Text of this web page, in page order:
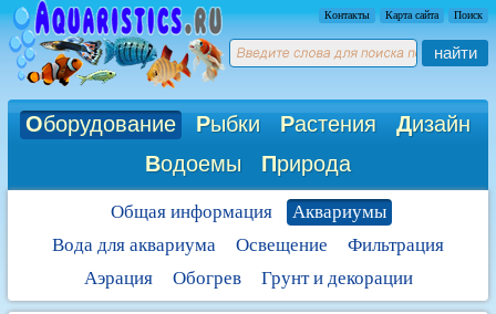
Контакты Карта сайта Поиск
найти
Оборудование Рыбки Растения Дизайн
Водоемы Природа
Общая информация
Аквариумы
Вода для аквариума
Освещение
Фильтрация
Аэрация
Обогрев Грунт и декорации